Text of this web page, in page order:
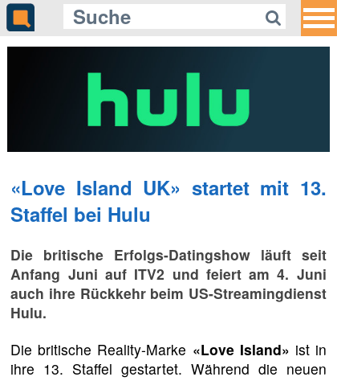
«Love Island UK» startet mit 13.
Staffel bei Hulu
Die britische Erfolgs-Datingshow läuft seit
Anfang Juni auf ITV2 und feiert am 4. Juni
auch ihre Rückkehr beim US-Streamingdienst
Hulu.
Die britische Reality-Marke «Love Island» ist in
ihre 13. Staffel gestartet. Während die neuen